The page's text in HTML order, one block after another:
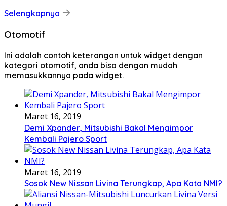
Selengkapnya
Otomotif
Ini adalah contoh keterangan untuk widget dengan
kategori otomotif, anda bisa dengan mudah
memasukkannya pada widget.
Maret 16, 2019
Demi Xpander, Mitsubishi Bakal Mengimpor
Kembali Pajero Sport
Maret 16, 2019
Sosok New Nissan Livina Terungkap, Apa Kata NMI?